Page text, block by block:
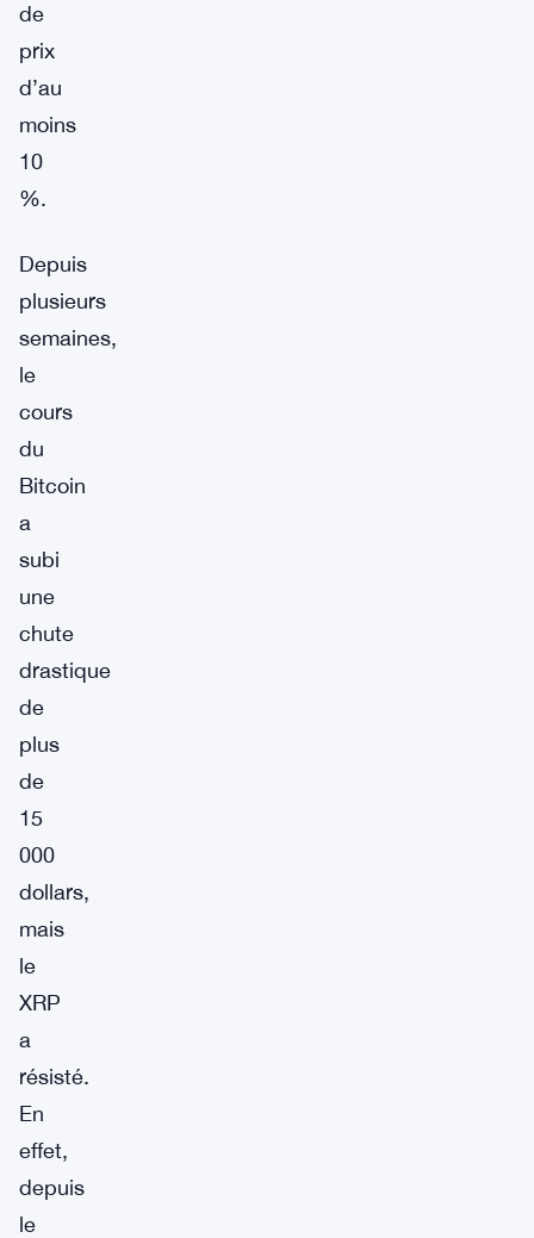
de
prix
d’au
moins
10
%.
Depuis
plusieurs
semaines,
le
cours
du
Bitcoin
a
subi
une
chute
drastique
de
plus
de
15
000
dollars,
mais
le
XRP
a
résisté.
En
effet,
depuis
le